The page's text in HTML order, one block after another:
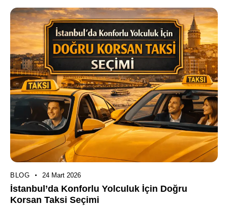
BLOG 24 Mart 2026
İstanbul’da Konforlu Yolculuk İçin Doğru
Korsan Taksi Seçimi